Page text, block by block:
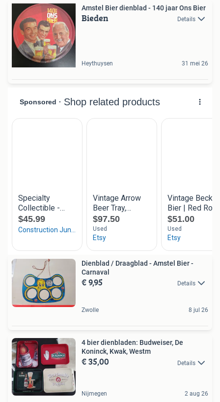
Amstel Bier dienblad - 140 jaar Ons Bier
Bieden Details
Heythuysen 31 mei 26
Dienblad / Draagblad - Amstel Bier -
Carnaval
€ 9,95 Details
Zwolle 8 jul 26
4 bier dienbladen: Budweiser, De
Koninck, Kwak, Westm
€ 35,00 Details
Nijmegen 2 aug 26